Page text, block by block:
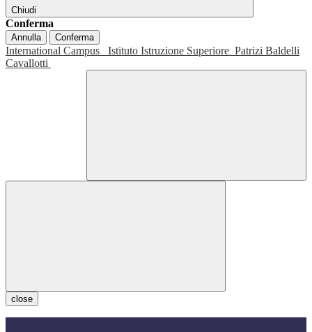
Chiudi
Conferma
Annulla Conferma
International Campus Istituto Istruzione Superiore Patrizi Baldelli
Cavallotti
close